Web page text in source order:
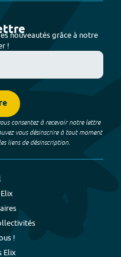
nouveautés grâce à notre
!
consentez à recevoir notre lettre
vous désinscrire à tout moment
liens de désinscription.
!
Elix